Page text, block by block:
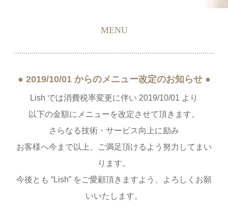
MENU
● 2019/10/01 からのメニュー改定のお知らせ ●
Lish では消費税率変更に伴い 2019/10/01 より
以下の金額にメニューを改定させて頂きます。
さらなる技術・サービス向上に励み
お客様へ今まで以上、ご満足頂けるよう努力してまい
ります。
今後とも “Lish” をご愛顧頂きますよう、よろしくお願
いいたします。